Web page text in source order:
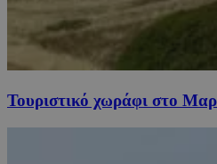
Τουριστικό χωράφι στο